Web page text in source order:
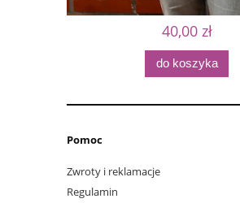
40,00 zł
do koszyka
Pomoc
Zwroty i reklamacje
Regulamin